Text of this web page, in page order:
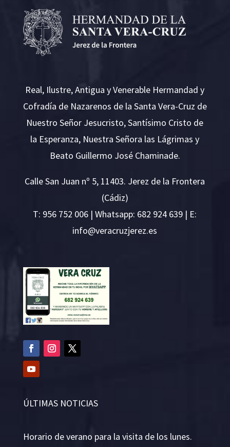
Real, Ilustre, Antigua y Venerable Hermandad y
Cofradía de Nazarenos de la Santa Vera-Cruz de
Nuestro Señor Jesucristo, Santísimo Cristo de
la Esperanza, Nuestra Señora las Lágrimas y
Beato Guillermo José Chaminade.
Calle San Juan nº 5, 11403. Jerez de la Frontera
(Cádiz)
T: 956 752 006 | Whatsapp: 682 924 639 | E:
se.ze
rejzu
rcare
v@ofn
i
ÚLTIMAS NOTICIAS
Horario de verano para la visita de los lunes.